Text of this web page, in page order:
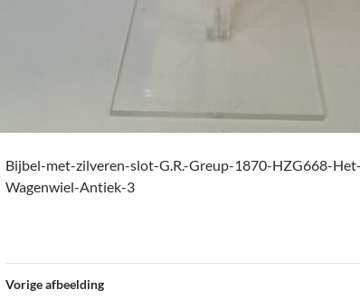
Bijbel-met-zilveren-slot-G.R.-Greup-1870-HZG668-
Wagenwiel-Antiek-3
Vorige afbeelding